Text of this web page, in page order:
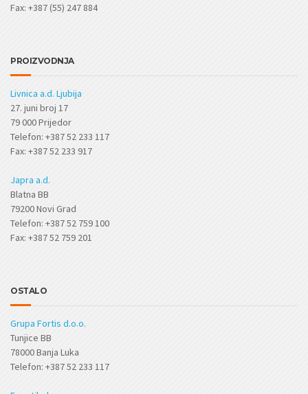
Fax: +387 (55) 247 884
PROIZVODNJA
Livnica a.d. Ljubija
27. juni broj 17
79 000 Prijedor
Telefon: +387 52 233 117
Fax: +387 52 233 917
Japra a.d.
Blatna BB
79200 Novi Grad
Telefon: +387 52 759 100
Fax: +387 52 759 201
OSTALO
Grupa Fortis d.o.o.
Tunjice BB
78000 Banja Luka
Telefon: +387 52 233 117